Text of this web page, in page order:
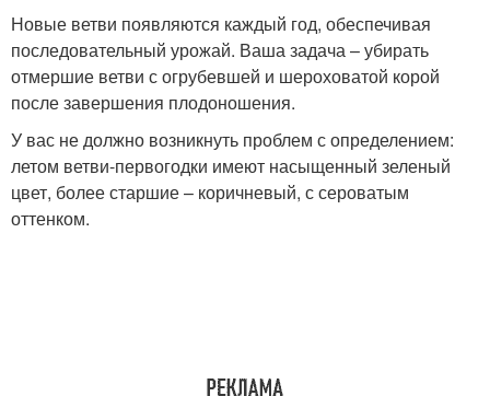
Новые ветви появляются каждый год, обеспечивая
последовательный урожай. Ваша задача – убирать
отмершие ветви с огрубевшей и шероховатой корой
после завершения плодоношения.
У вас не должно возникнуть проблем с определением:
летом ветви-первогодки имеют насыщенный зеленый
цвет, более старшие – коричневый, с сероватым
оттенком.